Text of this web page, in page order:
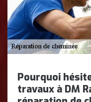
Pourquoi
travaux à DM